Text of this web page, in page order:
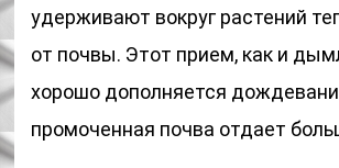
удерживают вокруг растений
от почвы. Этот прием, как и
хорошо дополняется
промоченная почва отдает